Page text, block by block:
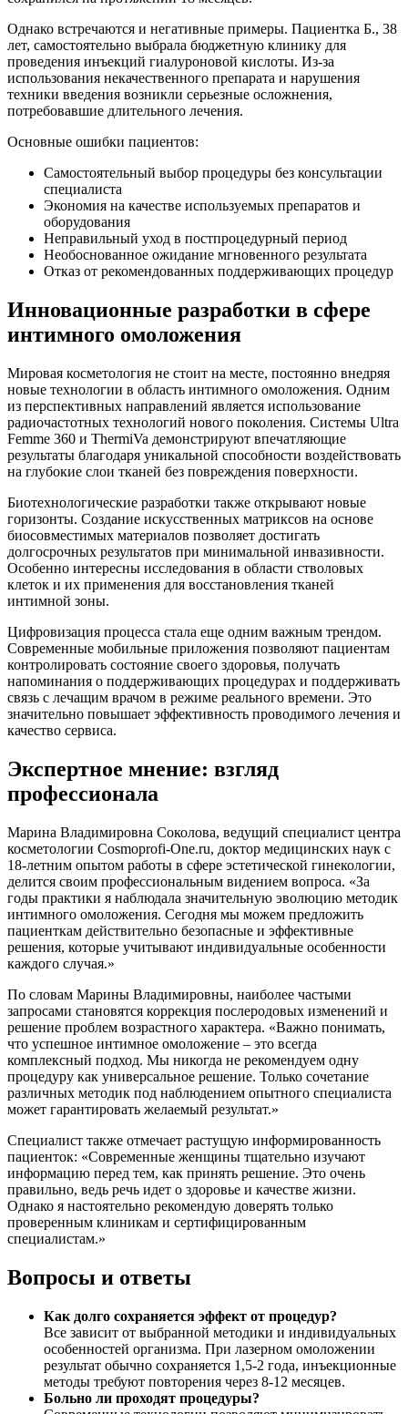
Однако встречаются и негативные примеры. Пациентка Б., 38
лет, самостоятельно выбрала бюджетную клинику для
проведения инъекций гиалуроновой кислоты. Из-за
использования некачественного препарата и нарушения
техники введения возникли серьезные осложнения,
потребовавшие длительного лечения.
Основные ошибки пациентов:
Самостоятельный выбор процедуры без консультации
специалиста
Экономия на качестве используемых препаратов и
оборудования
Неправильный уход в постпроцедурный период
Необоснованное ожидание мгновенного результата
Отказ от рекомендованных поддерживающих процедур
Инновационные разработки в сфере
интимного омоложения
Мировая косметология не стоит на месте, постоянно внедряя
новые технологии в область интимного омоложения. Одним
из перспективных направлений является использование
радиочастотных технологий нового поколения. Системы Ultra
Femme 360 и ThermiVa демонстрируют впечатляющие
результаты благодаря уникальной способности воздействовать
на глубокие слои тканей без повреждения поверхности.
Биотехнологические разработки также открывают новые
горизонты. Создание искусственных матриксов на основе
биосовместимых материалов позволяет достигать
долгосрочных результатов при минимальной инвазивности.
Особенно интересны исследования в области стволовых
клеток и их применения для восстановления тканей
интимной зоны.
Цифровизация процесса стала еще одним важным трендом.
Современные мобильные приложения позволяют пациентам
контролировать состояние своего здоровья, получать
напоминания о поддерживающих процедурах и поддерживать
связь с лечащим врачом в режиме реального времени. Это
значительно повышает эффективность проводимого лечения и
качество сервиса.
Экспертное мнение: взгляд
профессионала
Марина Владимировна Соколова, ведущий специалист центра
косметологии Cosmoprofi-One.ru, доктор медицинских наук с
18-летним опытом работы в сфере эстетической гинекологии,
делится своим профессиональным видением вопроса. «За
годы практики я наблюдала значительную эволюцию методик
интимного омоложения. Сегодня мы можем предложить
пациенткам действительно безопасные и эффективные
решения, которые учитывают индивидуальные особенности
каждого случая.»
По словам Марины Владимировны, наиболее частыми
запросами становятся коррекция послеродовых изменений и
решение проблем возрастного характера. «Важно понимать,
что успешное интимное омоложение – это всегда
комплексный подход. Мы никогда не рекомендуем одну
процедуру как универсальное решение. Только сочетание
различных методик под наблюдением опытного специалиста
может гарантировать желаемый результат.»
Специалист также отмечает растущую информированность
пациенток: «Современные женщины тщательно изучают
информацию перед тем, как принять решение. Это очень
правильно, ведь речь идет о здоровье и качестве жизни.
Однако я настоятельно рекомендую доверять только
проверенным клиникам и сертифицированным
специалистам.»
Вопросы и ответы
Как долго сохраняется эффект от процедур?
Все зависит от выбранной методики и индивидуальных
особенностей организма. При лазерном омоложении
результат обычно сохраняется 1,5-2 года, инъекционные
методы требуют повторения через 8-12 месяцев.
Больно ли проходят процедуры?